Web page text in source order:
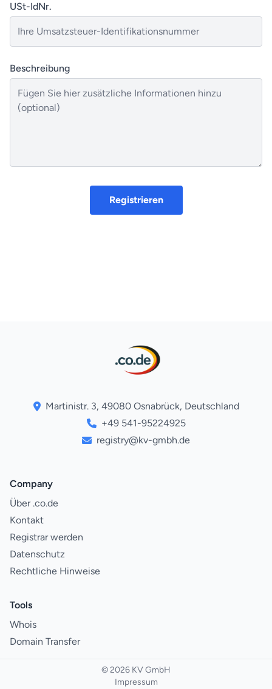
USt-IdNr.
Beschreibung
Registrieren
Martinistr. 3, 49080 Osnabrück, Deutschland
+49 541-95224925
registry@kv-gmbh.de
Company
Über .co.de
Kontakt
Registrar werden
Datenschutz
Rechtliche Hinweise
Tools
Whois
Domain Transfer
© 2026 KV GmbH
Impressum